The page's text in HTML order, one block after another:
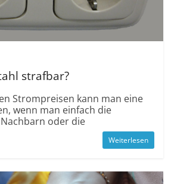
strafbar?
Strompreisen kann man eine
wenn man einfach die
oder die
Weiterlesen